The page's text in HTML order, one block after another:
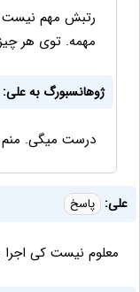
رتبش مهم نیست
مهمه. توی هر
ژوهانسبورگ به علی:
درست میگی. منم
علی: پاسخ
معلوم نیست کی اجرا